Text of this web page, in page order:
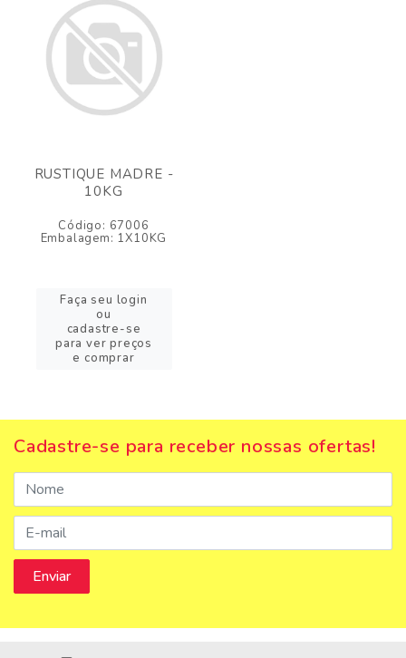
RUSTIQUE MADRE -
10KG
Código: 67006
Embalagem: 1X10KG
Faça seu login
ou
cadastre-se
para ver preços
e comprar
Cadastre-se para receber nossas ofertas!